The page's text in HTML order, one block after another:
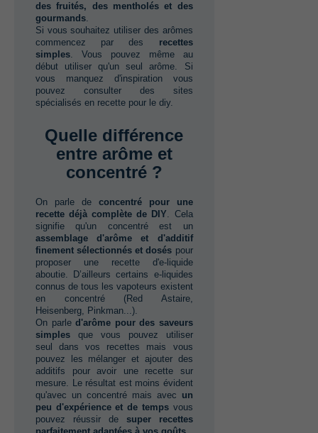
‬des fruités,‭ ‬des mentholés et des
gourmands.
Si vous souhaitez utiliser des arômes
commencez par des‭ ‬ recettes
simples.‭ ‬Vous pouvez même au
début utiliser qu'un seul arôme.‭ ‬Si
vous manquez d'inspiration vous
pouvez consulter des sites
spécialisés en recette pour le diy.
Quelle différence
entre arôme et
concentré ?
On parle de‭ ‬ concentré pour une
recette déjà complète de DIY.‭ ‬Cela
signifie qu'un concentré est un‭
assemblage d'arôme et d'additif
finement sélectionnés et dosés pour
proposer une recette d'e-liquide
aboutie.‭ ‬D’ailleurs certains e-liquides
connus de tous les vapoteurs existent
en concentré‭ (Red Astaire,‭
‬Heisenberg,‭ ‬Pinkman...‭)‬.
On parle‭ ‬d'arôme pour des saveurs
simples que vous pouvez utiliser
seul dans vos recettes mais vous
pouvez les mélanger et ajouter des
additifs pour avoir une recette sur
mesure.‭ ‬Le résultat est moins évident
qu'avec un concentré mais‭ ‬avec un
peu d'expérience et de temps‭‬vous
pouvez réussir de‭ ‬ super recettes